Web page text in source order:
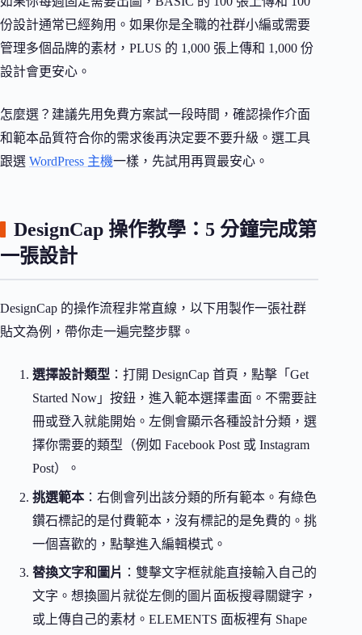
份設計通常已經夠用。如果你是全職的社群小編或需要
管理多個品牌的素材，PLUS 的 1,000 張上傳和 1,000 份
設計會更安心。
怎麼選？建議先用免費方案試一段時間，確認操作介面
和範本品質符合你的需求後再決定要不要升級。選工具
跟選 WordPress 主機一樣，先試用再買最安心。
DesignCap 操作教學：5 分鐘完成第
一張設計
DesignCap 的操作流程非常直線，以下用製作一張社群
貼文為例，帶你走一遍完整步驟。
選擇設計類型 ：打開 DesignCap 首頁，點擊「Get
Started Now」按鈕，進入範本選擇畫面。不需要註
冊或登入就能開始。左側會顯示各種設計分類，選
擇你需要的類型（例如 Facebook Post 或 Instagram
Post）。
挑選範本：右側會列出該分類的所有範本。有綠色
鑽石標記的是付費範本，沒有標記的是免費的。挑
一個喜歡的，點擊進入編輯模式。
替換文字和圖片 ：雙擊文字框就能直接輸入自己的
文字。想換圖片就從左側的圖片面板搜尋關鍵字，
或上傳自己的素材。ELEMENTS 面板裡有 Shape